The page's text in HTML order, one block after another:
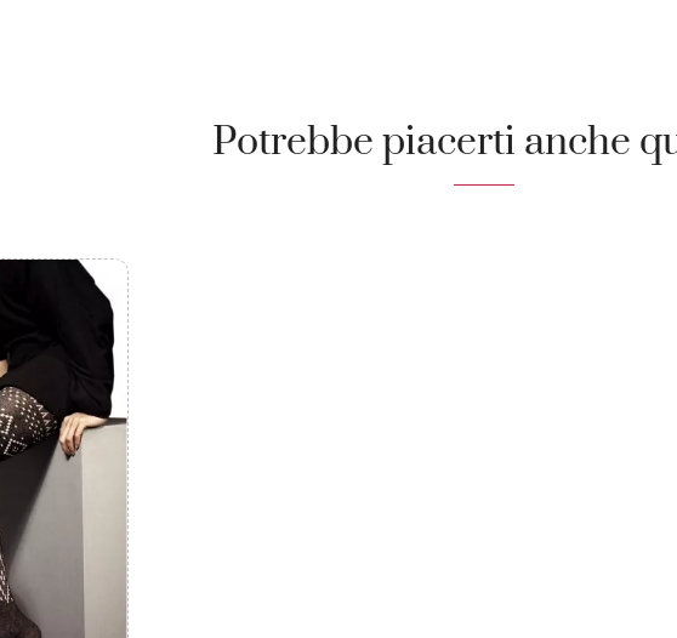
Potrebbe piacerti anche